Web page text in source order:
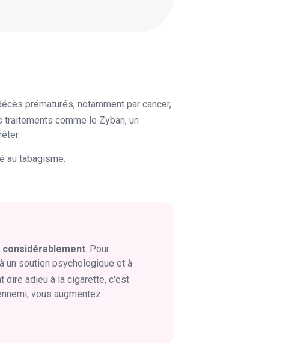
prématurés, notamment par cancer,
traitements comme le Zyban, un
au tabagisme.
considérablement . Pour
un soutien psychologique et à
dire adieu à la cigarette, c'est
vous augmentez